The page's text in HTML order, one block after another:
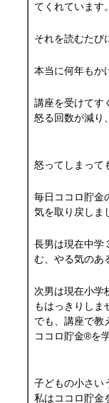
てくれています。
それを読むたび
本当に何年もか
講座を受けてす
怒る回数が減り
怒ってしまって
毎日ココロ貯金
気を取り戻しま
長男は現在中学
む、やる気のあ
次男は現在小学
もはっきりしま
でも、講座で教
ココロ貯金®を
子どもの小さい
私はココロ貯金